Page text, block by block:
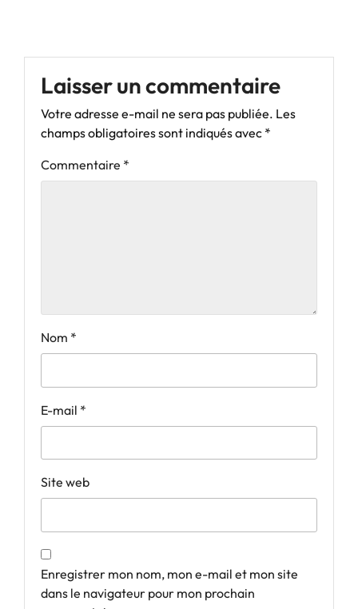
Laisser un commentaire
Votre adresse e-mail ne sera pas publiée. Les
champs obligatoires sont indiqués avec *
Commentaire *
Nom *
E-mail *
Site web
Enregistrer mon nom, mon e-mail et mon site
dans le navigateur pour mon prochain